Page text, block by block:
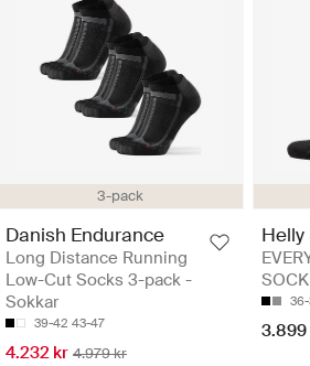
3-pack
Danish Endurance
Long Distance Running
Low-Cut Socks 3-pack -
Sokkar
39-42 43-47
4.232 kr 4.979 kr
Helly
3.899